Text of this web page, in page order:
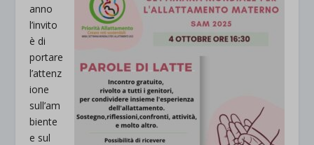
anno
l’invito
è di
portare
l’attenz
ione
sull’am
biente
e sul